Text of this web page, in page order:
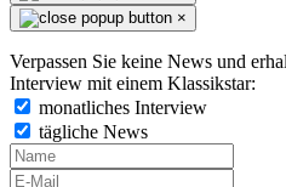
×
Verpassen Sie keine News und
Interview mit einem Klassikstar:
monatliches Interview
tägliche News